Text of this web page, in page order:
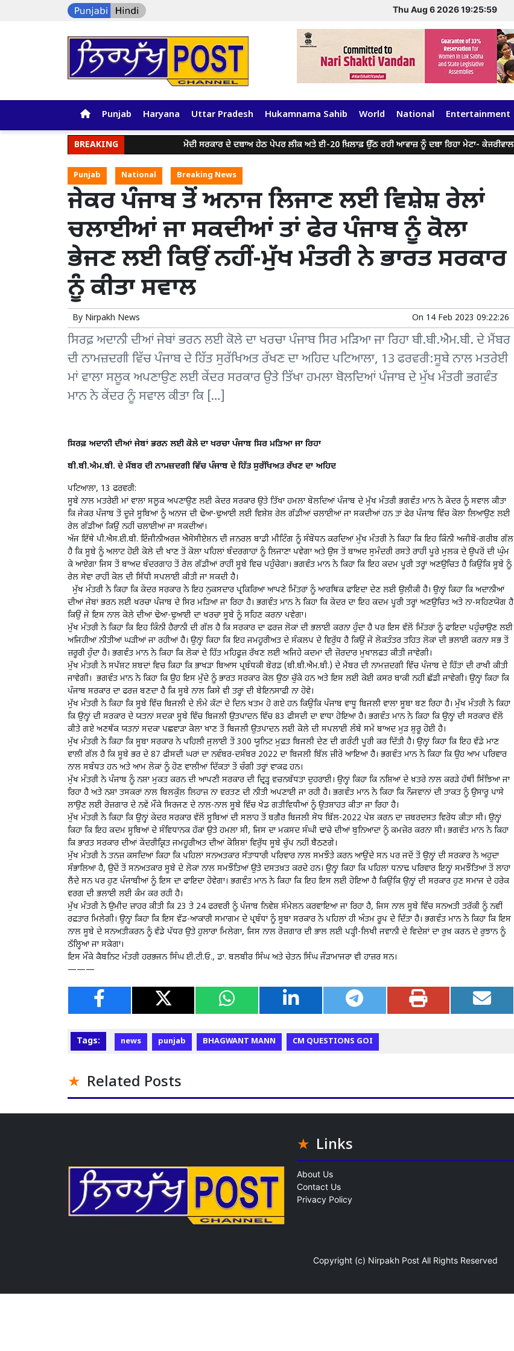
Thu Aug 6 2026 19:26:00
Punjab Haryana Uttar Pradesh Hukamnama Sahib World National Entertainment
BREAKING ਮੋਦੀ ਸਰਕਾਰ ਦੇ ਦਬਾਅ ਹੇਠ ਪੇਪਰ ਲੀਕ ਅਤੇ ਈ-20 ਖ਼ਿਲਾਫ਼ ਉੱਠ ਰਹੀ ਆਵਾਜ਼ ਨੂੰ ਦਬਾ ਰਿਹਾ ਮੇਟਾ- ਕੇਜਰੀਵਾਲ
Punjab National Breaking News
ਜੇਕਰ ਪੰਜਾਬ ਤੋਂ ਅਨਾਜ ਲਿਜਾਣ ਲਈ ਵਿਸ਼ੇਸ਼ ਰੇਲਾਂ
ਚਲਾਈਆਂ ਜਾ ਸਕਦੀਆਂ ਤਾਂ ਫੇਰ ਪੰਜਾਬ ਨੂੰ ਕੋਲਾ
ਭੇਜਣ ਲਈ ਕਿਉਂ ਨਹੀਂ-ਮੁੱਖ ਮੰਤਰੀ ਨੇ ਭਾਰਤ ਸਰਕਾਰ
ਨੂੰ ਕੀਤਾ ਸਵਾਲ
By Nirpakh News On 14 Feb 2023 09:22:26
ਸਿਰਫ਼ ਅਦਾਨੀ ਦੀਆਂ ਜੇਬਾਂ ਭਰਨ ਲਈ ਕੋਲੇ ਦਾ ਖਰਚਾ ਪੰਜਾਬ ਸਿਰ ਮੜਿਆ ਜਾ ਰਿਹਾ ਬੀ.ਬੀ.ਐਮ.ਬੀ. ਦੇ ਮੈਂਬਰ
ਦੀ ਨਾਮਜ਼ਦਗੀ ਵਿੱਚ ਪੰਜਾਬ ਦੇ ਹਿੱਤ ਸੁਰੱਖਿਅਤ ਰੱਖਣ ਦਾ ਅਹਿਦ ਪਟਿਆਲਾ, 13 ਫਰਵਰੀ:ਸੂਬੇ ਨਾਲ ਮਤਰੇਈ
ਮਾਂ ਵਾਲਾ ਸਲੂਕ ਅਪਣਾਉਣ ਲਈ ਕੇਂਦਰ ਸਰਕਾਰ ਉਤੇ ਤਿੱਖਾ ਹਮਲਾ ਬੋਲਦਿਆਂ ਪੰਜਾਬ ਦੇ ਮੁੱਖ ਮੰਤਰੀ ਭਗਵੰਤ
ਮਾਨ ਨੇ ਕੇਂਦਰ ਨੂੰ ਸਵਾਲ ਕੀਤਾ ਕਿ […]
ਸਿਰਫ਼ ਅਦਾਨੀ ਦੀਆਂ ਜੇਬਾਂ ਭਰਨ ਲਈ ਕੋਲੇ ਦਾ ਖਰਚਾ ਪੰਜਾਬ ਸਿਰ ਮੜਿਆ ਜਾ ਰਿਹਾ
ਬੀ.ਬੀ.ਐਮ.ਬੀ. ਦੇ ਮੈਂਬਰ ਦੀ ਨਾਮਜ਼ਦਗੀ ਵਿੱਚ ਪੰਜਾਬ ਦੇ ਹਿੱਤ ਸੁਰੱਖਿਅਤ ਰੱਖਣ ਦਾ ਅਹਿਦ
ਪਟਿਆਲਾ, 13 ਫਰਵਰੀ:
ਸੂਬੇ ਨਾਲ ਮਤਰੇਈ ਮਾਂ ਵਾਲਾ ਸਲੂਕ ਅਪਣਾਉਣ ਲਈ ਕੇਂਦਰ ਸਰਕਾਰ ਉਤੇ ਤਿੱਖਾ ਹਮਲਾ ਬੋਲਦਿਆਂ ਪੰਜਾਬ ਦੇ ਮੁੱਖ ਮੰਤਰੀ ਭਗਵੰਤ ਮਾਨ ਨੇ ਕੇਂਦਰ ਨੂੰ ਸਵਾਲ ਕੀਤਾ
ਕਿ ਜੇਕਰ ਪੰਜਾਬ ਤੋਂ ਦੂਜੇ ਸੂਬਿਆਂ ਨੂੰ ਅਨਾਜ ਦੀ ਢੋਆ-ਢੁਆਈ ਲਈ ਵਿਸ਼ੇਸ਼ ਰੇਲ ਗੱਡੀਆਂ ਚਲਾਈਆਂ ਜਾ ਸਕਦੀਆਂ ਹਨ ਤਾਂ ਫੇਰ ਪੰਜਾਬ ਵਿੱਚ ਕੋਲਾ ਲਿਆਉਣ ਲਈ
ਰੇਲ ਗੱਡੀਆਂ ਕਿਉਂ ਨਹੀਂ ਚਲਾਈਆਂ ਜਾ ਸਕਦੀਆਂ।
ਅੱਜ ਇੱਥੇ ਪੀ.ਐਸ.ਈ.ਬੀ. ਇੰਜੀਨੀਅਰਜ਼ ਐਸੋਸੀਏਸ਼ਨ ਦੀ ਜਨਰਲ ਬਾਡੀ ਮੀਟਿੰਗ ਨੂੰ ਸੰਬੋਧਨ ਕਰਦਿਆਂ ਮੁੱਖ ਮੰਤਰੀ ਨੇ ਕਿਹਾ ਕਿ ਇਹ ਕਿੰਨੀ ਅਜੀਬੋ-ਗਰੀਬ ਗੱਲ
ਹੈ ਕਿ ਸੂਬੇ ਨੂੰ ਅਲਾਟ ਹੋਈ ਕੋਲੇ ਦੀ ਖਾਣ ਤੋਂ ਕੋਲਾ ਪਹਿਲਾਂ ਬੰਦਰਗਾਹਾਂ ਨੂੰ ਲਿਜਾਣਾ ਪਵੇਗਾ ਅਤੇ ਉਸ ਤੋਂ ਬਾਅਦ ਸੁਮੰਦਰੀ ਰਸਤੇ ਰਾਹੀਂ ਪੂਰੇ ਮੁਲਕ ਦੇ ਉਪਰੋਂ ਦੀ ਘੁੰਮ
ਕੇ ਆਏਗਾ ਜਿਸ ਤੋਂ ਬਾਅਦ ਬੰਦਰਗਾਹ ਤੋਂ ਰੇਲ ਗੱਡੀਆਂ ਰਾਹੀਂ ਸੂਬੇ ਵਿਚ ਪਹੁੰਚੇਗਾ। ਭਗਵੰਤ ਮਾਨ ਨੇ ਕਿਹਾ ਕਿ ਇਹ ਕਦਮ ਪੂਰੀ ਤਰ੍ਹਾਂ ਅਣਉਚਿਤ ਹੈ ਕਿਉਂਕਿ ਸੂਬੇ ਨੂੰ
ਰੇਲ ਸੇਵਾ ਰਾਹੀਂ ਕੋਲ ਦੀ ਸਿੱਧੀ ਸਪਲਾਈ ਕੀਤੀ ਜਾ ਸਕਦੀ ਹੈ।
ਮੁੱਖ ਮੰਤਰੀ ਨੇ ਕਿਹਾ ਕਿ ਕੇਂਦਰ ਸਰਕਾਰ ਨੇ ਇਹ ਨੁਕਸਦਾਰ ਪ੍ਰਕਿਰਿਆ ਆਪਣੇ ਮਿੱਤਰਾਂ ਨੂੰ ਆਰਥਿਕ ਫਾਇਦਾ ਦੇਣ ਲਈ ਉਲੀਕੀ ਹੈ। ਉਨ੍ਹਾਂ ਕਿਹਾ ਕਿ ਅਦਾਨੀਆਂ
ਦੀਆਂ ਜੇਬਾਂ ਭਰਨ ਲਈ ਖਰਚਾ ਪੰਜਾਬ ਦੇ ਸਿਰ ਮੜਿਆ ਜਾ ਰਿਹਾ ਹੈ। ਭਗਵੰਤ ਮਾਨ ਨੇ ਕਿਹਾ ਕਿ ਕੇਂਦਰ ਦਾ ਇਹ ਕਦਮ ਪੂਰੀ ਤਰ੍ਹਾਂ ਅਣਉਚਿਤ ਅਤੇ ਨਾ-ਸਹਿਣਯੋਗ ਹੈ
ਕਿਉਂ ਜੋ ਇਸ ਨਾਲ ਕੋਲੇ ਦੀਆਂ ਢੋਆ-ਢੁਆਈ ਦਾ ਖਰਚਾ ਸੂਬੇ ਨੂੰ ਸਹਿਣ ਕਰਨਾ ਪਵੇਗਾ।
ਮੁੱਖ ਮੰਤਰੀ ਨੇ ਕਿਹਾ ਕਿ ਇਹ ਕਿੰਨੀ ਹੈਰਾਨੀ ਦੀ ਗੱਲ ਹੈ ਕਿ ਸਰਕਾਰ ਦਾ ਫਰਜ਼ ਲੋਕਾਂ ਦੀ ਭਲਾਈ ਕਰਨਾ ਹੁੰਦਾ ਹੈ ਪਰ ਇਸ ਵੱਲੋਂ ਮਿੱਤਰਾਂ ਨੂੰ ਫਾਇਦਾ ਪਹੁੰਚਾਉਣ ਲਈ
ਅਜਿਹੀਆਂ ਨੀਤੀਆਂ ਘੜੀਆਂ ਜਾ ਰਹੀਆਂ ਹੈ। ਉਨ੍ਹਾਂ ਕਿਹਾ ਕਿ ਇਹ ਜਮਹੂਰੀਅਤ ਦੇ ਸੰਕਲਪ ਦੇ ਵਿਰੁੱਧ ਹੈ ਕਿਉਂ ਜੋ ਲੋਕਤੰਤਰ ਤਹਿਤ ਲੋਕਾਂ ਦੀ ਭਲਾਈ ਕਰਨਾ ਸਭ ਤੋਂ
ਜ਼ਰੂਰੀ ਹੁੰਦਾ ਹੈ। ਭਗਵੰਤ ਮਾਨ ਨੇ ਕਿਹਾ ਕਿ ਲੋਕਾਂ ਦੇ ਹਿੱਤ ਮਹਿਫੂਜ਼ ਰੱਖਣ ਲਈ ਅਜਿਹੇ ਕਦਮਾਂ ਦੀ ਜ਼ੋਰਦਾਰ ਮੁਖਾਲਫ਼ਤ ਕੀਤੀ ਜਾਵੇਗੀ।
ਮੁੱਖ ਮੰਤਰੀ ਨੇ ਸਪੱਸ਼ਟ ਸ਼ਬਦਾਂ ਵਿਚ ਕਿਹਾ ਕਿ ਭਾਖੜਾ ਬਿਆਸ ਪ੍ਰਬੰਧਕੀ ਬੋਰਡ (ਬੀ.ਬੀ.ਐਮ.ਬੀ.) ਦੇ ਮੈਂਬਰ ਦੀ ਨਾਮਜ਼ਦਗੀ ਵਿੱਚ ਪੰਜਾਬ ਦੇ ਹਿੱਤਾਂ ਦੀ ਰਾਖੀ ਕੀਤੀ
ਜਾਵੇਗੀ। ਭਗਵੰਤ ਮਾਨ ਨੇ ਕਿਹਾ ਕਿ ਉਹ ਇਸ ਮੁੱਦੇ ਨੂੰ ਭਾਰਤ ਸਰਕਾਰ ਕੋਲ ਉਠਾ ਚੁੱਕੇ ਹਨ ਅਤੇ ਇਸ ਲਈ ਕੋਈ ਕਸਰ ਬਾਕੀ ਨਹੀਂ ਛੱਡੀ ਜਾਵੇਗੀ। ਉਨ੍ਹਾਂ ਕਿਹਾ ਕਿ
ਪੰਜਾਬ ਸਰਕਾਰ ਦਾ ਫਰਜ਼ ਬਣਦਾ ਹੈ ਕਿ ਸੂਬੇ ਨਾਲ ਕਿਸੇ ਵੀ ਤਰ੍ਹਾਂ ਦੀ ਬੇਇਨਸਾਫ਼ੀ ਨਾ ਹੋਵੇ।
ਮੁੱਖ ਮੰਤਰੀ ਨੇ ਕਿਹਾ ਕਿ ਸੂਬੇ ਵਿੱਚ ਬਿਜਲੀ ਦੇ ਲੰਮੇ ਕੱਟਾਂ ਦੇ ਦਿਨ ਖਤਮ ਹੋ ਗਏ ਹਨ ਕਿਉਂਕਿ ਪੰਜਾਬ ਵਾਧੂ ਬਿਜਲੀ ਵਾਲਾ ਸੂਬਾ ਬਣ ਰਿਹਾ ਹੈ। ਮੁੱਖ ਮੰਤਰੀ ਨੇ ਕਿਹਾ
ਕਿ ਉਨ੍ਹਾਂ ਦੀ ਸਰਕਾਰ ਦੇ ਯਤਨਾਂ ਸਦਕਾ ਸੂਬੇ ਵਿੱਚ ਬਿਜਲੀ ਉਤਪਾਦਨ ਵਿੱਚ 83 ਫੀਸਦੀ ਦਾ ਵਾਧਾ ਹੋਇਆ ਹੈ। ਭਗਵੰਤ ਮਾਨ ਨੇ ਕਿਹਾ ਕਿ ਉਨ੍ਹਾਂ ਦੀ ਸਰਕਾਰ ਵੱਲੋਂ
ਕੀਤੇ ਗਏ ਅਣਥੱਕ ਯਤਨਾਂ ਸਦਕਾ ਪਛਵਾੜਾ ਕੋਲਾ ਖਾਣ ਤੋਂ ਬਿਜਲੀ ਉਤਪਾਦਨ ਲਈ ਕੋਲੇ ਦੀ ਸਪਲਾਈ ਲੰਬੇ ਸਮੇਂ ਬਾਅਦ ਮੁੜ ਸ਼ੁਰੂ ਹੋਈ ਹੈ।
ਮੁੱਖ ਮੰਤਰੀ ਨੇ ਕਿਹਾ ਕਿ ਸੂਬਾ ਸਰਕਾਰ ਨੇ ਪਹਿਲੀ ਜੁਲਾਈ ਤੋਂ 300 ਯੂਨਿਟ ਮੁਫ਼ਤ ਬਿਜਲੀ ਦੇਣ ਦੀ ਗਰੰਟੀ ਪੂਰੀ ਕਰ ਦਿੱਤੀ ਹੈ। ਉਨ੍ਹਾਂ ਕਿਹਾ ਕਿ ਇਹ ਵੱਡੇ ਮਾਣ
ਵਾਲੀ ਗੱਲ ਹੈ ਕਿ ਸੂਬੇ ਭਰ ਦੇ 87 ਫੀਸਦੀ ਘਰਾਂ ਦਾ ਨਵੰਬਰ-ਦਸੰਬਰ 2022 ਦਾ ਬਿਜਲੀ ਬਿੱਲ ਜ਼ੀਰੋ ਆਇਆ ਹੈ। ਭਗਵੰਤ ਮਾਨ ਨੇ ਕਿਹਾ ਕਿ ਉਹ ਆਮ ਪਰਿਵਾਰ
ਨਾਲ ਸਬੰਧਤ ਹਨ ਅਤੇ ਆਮ ਲੋਕਾਂ ਨੂੰ ਹੋਣ ਵਾਲੀਆਂ ਦਿੱਕਤਾਂ ਤੋਂ ਚੰਗੀ ਤਰ੍ਹਾਂ ਵਾਕਫ਼ ਹਨ।
ਮੁੱਖ ਮੰਤਰੀ ਨੇ ਪੰਜਾਬ ਨੂੰ ਨਸ਼ਾ ਮੁਕਤ ਕਰਨ ਦੀ ਆਪਣੀ ਸਰਕਾਰ ਦੀ ਦ੍ਰਿੜ੍ਹ ਵਚਨਬੱਧਤਾ ਦੁਹਰਾਈ। ਉਨ੍ਹਾਂ ਕਿਹਾ ਕਿ ਨਸ਼ਿਆਂ ਦੇ ਖ਼ਤਰੇ ਨਾਲ ਕਰੜੇ ਹੱਥੀਂ ਸਿੱਝਿਆ ਜਾ
ਰਿਹਾ ਹੈ ਅਤੇ ਨਸ਼ਾ ਤਸਕਰਾਂ ਨਾਲ ਬਿਲਕੁੱਲ ਲਿਹਾਜ਼ ਨਾ ਵਰਤਣ ਦੀ ਨੀਤੀ ਅਪਣਾਈ ਜਾ ਰਹੀ ਹੈ। ਭਗਵੰਤ ਮਾਨ ਨੇ ਕਿਹਾ ਕਿ ਨੌਜਵਾਨਾਂ ਦੀ ਤਾਕਤ ਨੂੰ ਉਸਾਰੂ ਪਾਸੇ
ਲਾਉਣ ਲਈ ਰੋਜ਼ਗਾਰ ਦੇ ਨਵੇਂ ਮੌਕੇ ਸਿਰਜਣ ਦੇ ਨਾਲ-ਨਾਲ ਸੂਬੇ ਵਿੱਚ ਖੇਡ ਗਤੀਵਿਧੀਆਂ ਨੂੰ ਉਤਸ਼ਾਹਤ ਕੀਤਾ ਜਾ ਰਿਹਾ ਹੈ।
ਮੁੱਖ ਮੰਤਰੀ ਨੇ ਕਿਹਾ ਕਿ ਉਨ੍ਹਾਂ ਕੇਂਦਰ ਸਰਕਾਰ ਵੱਲੋਂ ਸੂਬਿਆਂ ਦੀ ਸਲਾਹ ਤੋਂ ਬਗ਼ੈਰ ਬਿਜਲੀ ਸੋਧ ਬਿੱਲ-2022 ਪੇਸ਼ ਕਰਨ ਦਾ ਜ਼ਬਰਦਸਤ ਵਿਰੋਧ ਕੀਤਾ ਸੀ। ਉਨ੍ਹਾਂ
ਕਿਹਾ ਕਿ ਇਹ ਕਦਮ ਸੂਬਿਆਂ ਦੇ ਸੰਵਿਧਾਨਕ ਹੱਕਾਂ ਉਤੇ ਹਮਲਾ ਸੀ, ਜਿਸ ਦਾ ਮਕਸਦ ਸੰਘੀ ਢਾਂਚੇ ਦੀਆਂ ਬੁਨਿਆਦਾਂ ਨੂੰ ਕਮਜ਼ੋਰ ਕਰਨਾ ਸੀ। ਭਗਵੰਤ ਮਾਨ ਨੇ ਕਿਹਾ
ਕਿ ਭਾਰਤ ਸਰਕਾਰ ਦੀਆਂ ਕੇਂਦਰੀਕ੍ਰਿਤ ਜਮਹੂਰੀਅਤ ਦੀਆਂ ਕੋਸ਼ਿਸ਼ਾਂ ਵਿਰੁੱਧ ਸੂਬੇ ਚੁੱਪ ਨਹੀਂ ਬੈਠਣਗੇ।
ਮੁੱਖ ਮੰਤਰੀ ਨੇ ਤਨਜ਼ ਕਸਦਿਆਂ ਕਿਹਾ ਕਿ ਪਹਿਲਾਂ ਸਨਅਤਕਾਰ ਸੱਤਾਧਾਰੀ ਪਰਿਵਾਰ ਨਾਲ ਸਮਝੌਤੇ ਕਰਨ ਆਉਂਦੇ ਸਨ ਪਰ ਜਦੋਂ ਤੋਂ ਉਨ੍ਹਾਂ ਦੀ ਸਰਕਾਰ ਨੇ ਅਹੁਦਾ
ਸੰਭਾਲਿਆ ਹੈ, ਉਦੋਂ ਤੋਂ ਸਨਅਤਕਾਰ ਸੂਬੇ ਦੇ ਲੋਕਾਂ ਨਾਲ ਸਮਝੌਤਿਆਂ ਉਤੇ ਦਸਤਖ਼ਤ ਕਰਦੇ ਹਨ। ਉਨ੍ਹਾਂ ਕਿਹਾ ਕਿ ਪਹਿਲਾਂ ਧਨਾਢ ਪਰਿਵਾਰ ਇਨ੍ਹਾਂ ਸਮਝੌਤਿਆਂ ਤੋਂ ਲਾਹਾ
ਲੈਂਦੇ ਸਨ ਪਰ ਹੁਣ ਪੰਜਾਬੀਆਂ ਨੂੰ ਇਸ ਦਾ ਫਾਇਦਾ ਹੋਵੇਗਾ। ਭਗਵੰਤ ਮਾਨ ਨੇ ਕਿਹਾ ਕਿ ਇਹ ਇਸ ਲਈ ਹੋਇਆ ਹੈ ਕਿਉਂਕਿ ਉਨ੍ਹਾਂ ਦੀ ਸਰਕਾਰ ਹੁਣ ਸਮਾਜ ਦੇ ਹਰੇਕ
ਵਰਗ ਦੀ ਭਲਾਈ ਲਈ ਕੰਮ ਕਰ ਰਹੀ ਹੈ।
ਮੁੱਖ ਮੰਤਰੀ ਨੇ ਉਮੀਦ ਜ਼ਾਹਰ ਕੀਤੀ ਕਿ 23 ਤੇ 24 ਫਰਵਰੀ ਨੂੰ ਪੰਜਾਬ ਨਿਵੇਸ਼ ਸੰਮੇਲਨ ਕਰਵਾਇਆ ਜਾ ਰਿਹਾ ਹੈ, ਜਿਸ ਨਾਲ ਸੂਬੇ ਵਿੱਚ ਸਨਅਤੀ ਤਰੱਕੀ ਨੂੰ ਨਵੀਂ
ਰਫ਼ਤਾਰ ਮਿਲੇਗੀ। ਉਨ੍ਹਾਂ ਕਿਹਾ ਕਿ ਇਸ ਵੱਡ-ਆਕਾਰੀ ਸਮਾਗਮ ਦੇ ਪ੍ਰਬੰਧਾਂ ਨੂੰ ਸੂਬਾ ਸਰਕਾਰ ਨੇ ਪਹਿਲਾਂ ਹੀ ਅੰਤਮ ਰੂਪ ਦੇ ਦਿੱਤਾ ਹੈ। ਭਗਵੰਤ ਮਾਨ ਨੇ ਕਿਹਾ ਕਿ ਇਸ
ਨਾਲ ਸੂਬੇ ਦੇ ਸਨਅਤੀਕਰਨ ਨੂੰ ਵੱਡੇ ਪੱਧਰ ਉਤੇ ਹੁਲਾਰਾ ਮਿਲੇਗਾ, ਜਿਸ ਨਾਲ ਰੋਜ਼ਗਾਰ ਦੀ ਭਾਲ ਲਈ ਪੜ੍ਹੀ-ਲਿਖੀ ਜਵਾਨੀ ਦੇ ਵਿਦੇਸ਼ਾਂ ਦਾ ਰੁਖ਼ ਕਰਨ ਦੇ ਰੁਝਾਨ ਨੂੰ
ਠੱਲ੍ਹਿਆ ਜਾ ਸਕੇਗਾ।
ਇਸ ਮੌਕੇ ਕੈਬਨਿਟ ਮੰਤਰੀ ਹਰਭਜਨ ਸਿੰਘ ਈ.ਟੀ.ਓ., ਡਾ. ਬਲਬੀਰ ਸਿੰਘ ਅਤੇ ਚੇਤਨ ਸਿੰਘ ਜੌੜਾਮਾਜਰਾ ਵੀ ਹਾਜ਼ਰ ਸਨ।
———
Tags: news punjab BHAGWANT MANN CM QUESTIONS GOI
Related Posts
Links
About Us
Contact Us
Privacy Policy
Copyright (c) Nirpakh Post All Rights Reserved